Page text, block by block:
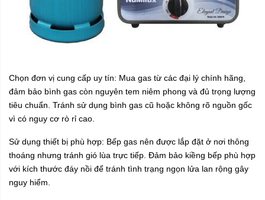
Chọn đơn vị cung cấp uy tín: Mua gas từ các đại lý chính hãng,
đảm bảo bình gas còn nguyên tem niêm phong và đủ trọng lượng
tiêu chuẩn. Tránh sử dụng bình gas cũ hoặc không rõ nguồn gốc
vì có nguy cơ rò rỉ cao.
Sử dụng thiết bị phù hợp: Bếp gas nên được lắp đặt ở nơi thông
thoáng nhưng tránh gió lùa trực tiếp. Đảm bảo kiềng bếp phù hợp
với kích thước đáy nồi để tránh tình trạng ngọn lửa lan rộng gây
nguy hiểm.